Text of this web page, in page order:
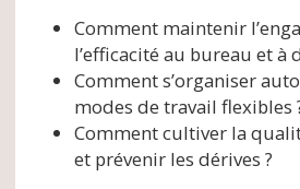
Comment maintenir
l’efficacité au bureau et à
Comment s’organiser
modes de travail flexibles
Comment cultiver la
et prévenir les dérives ?